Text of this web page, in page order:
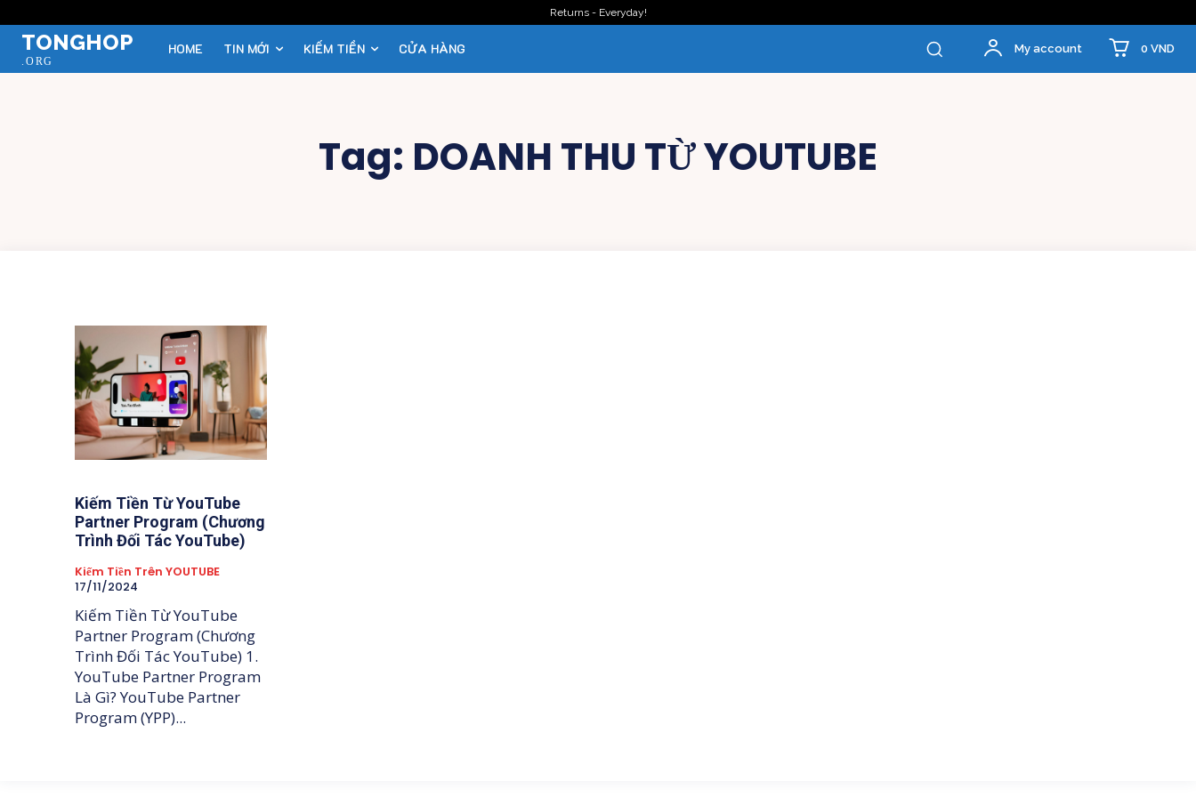
Returns - Everyday!
TONGHOP
.ORG
HOME TIN MỚI KIẾM TIỀN CỬA HÀNG My account 0 VND
Tag: DOANH THU TỪ YOUTUBE
Kiếm Tiền Từ YouTube
Partner Program (Chương
Trình Đối Tác YouTube)
Kiếm Tiền Trên YOUTUBE
17/11/2024
Kiếm Tiền Từ YouTube
Partner Program (Chương
Trình Đối Tác YouTube) 1.
YouTube Partner Program
Là Gì? YouTube Partner
Program (YPP)...